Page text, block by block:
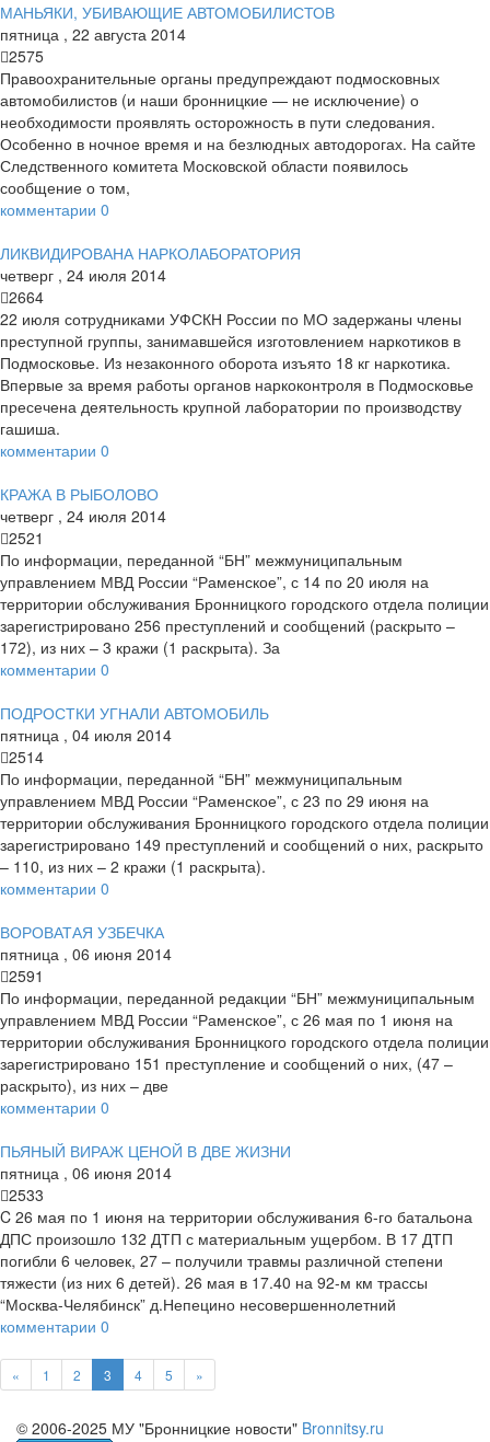
МАНЬЯКИ, УБИВАЮЩИЕ АВТОМОБИЛИСТОВ
пятница , 22 августа 2014
2575
Правоохранительные органы предупреждают подмосковных
автомобилистов (и наши бронницкие — не исключение) о
необходимости проявлять осторожность в пути следования.
Особенно в ночное время и на безлюдных автодорогах. На сайте
Следственного комитета Московской области появилось
сообщение о том,
комментарии 0
ЛИКВИДИРОВАНА НАРКОЛАБОРАТОРИЯ
четверг , 24 июля 2014
2664
22 июля сотрудниками УФСКН России по МО задержаны члены
преступной группы, занимавшейся изготовлением наркотиков в
Подмосковье. Из незаконного оборота изъято 18 кг наркотика.
Впервые за время работы органов наркоконтроля в Подмосковье
пресечена деятельность крупной лаборатории по производству
гашиша.
комментарии 0
КРАЖА В РЫБОЛОВО
четверг , 24 июля 2014
2521
По информации, переданной “БН” межмуниципальным
управлением МВД России “Раменское”, с 14 по 20 июля на
территории обслуживания Бронницкого городского отдела полиции
зарегистрировано 256 преступлений и сообщений (раскрыто –
172), из них – 3 кражи (1 раскрыта). За
комментарии 0
ПОДРОСТКИ УГНАЛИ АВТОМОБИЛЬ
пятница , 04 июля 2014
2514
По информации, переданной “БН” межмуниципальным
управлением МВД России “Раменское”, с 23 по 29 июня на
территории обслуживания Бронницкого городского отдела полиции
зарегистрировано 149 преступлений и сообщений о них, раскрыто
– 110, из них – 2 кражи (1 раскрыта).
комментарии 0
ВОРОВАТАЯ УЗБЕЧКА
пятница , 06 июня 2014
2591
По информации, переданной редакции “БН” межмуниципальным
управлением МВД России “Раменское”, с 26 мая по 1 июня на
территории обслуживания Бронницкого городского отдела полиции
зарегистрировано 151 преступление и сообщений о них, (47 –
раскрыто), из них – две
комментарии 0
ПЬЯНЫЙ ВИРАЖ ЦЕНОЙ В ДВЕ ЖИЗНИ
пятница , 06 июня 2014
2533
C 26 мая по 1 июня на территории обслуживания 6-го батальона
ДПС произошло 132 ДТП с материальным ущербом. В 17 ДТП
погибли 6 человек, 27 – получили травмы различной степени
тяжести (из них 6 детей). 26 мая в 17.40 на 92-м км трассы
“Москва-Челябинск” д.Непецино несовершеннолетний
комментарии 0
« 1 2 3 4 5 »
© 2006-2025 МУ "Бронницкие новости" Bronnitsy.ru